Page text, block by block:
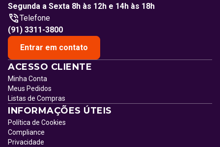
Segunda a Sexta 8h às 12h e 14h às 18h
Telefone
(91) 3311-3800
Entrar em contato
ACESSO CLIENTE
Minha Conta
Meus Pedidos
Listas de Compras
INFORMAÇÕES ÚTEIS
Política de Cookies
Compliance
Privacidade